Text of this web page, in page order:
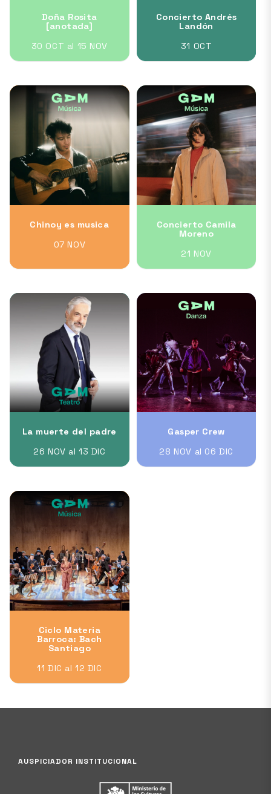
Doña Rosita
[anotada]
30 OCT al 15 NOV
Concierto Andrés
Landón
31 OCT
Chinoy es musica
07 NOV
Concierto Camila
Moreno
21 NOV
La muerte del padre
26 NOV al 13 DIC
Gasper Crew
28 NOV al 06 DIC
Ciclo Materia
Barroca: Bach
Santiago
11 DIC al 12 DIC
AUSPICIADOR INSTITUCIONAL